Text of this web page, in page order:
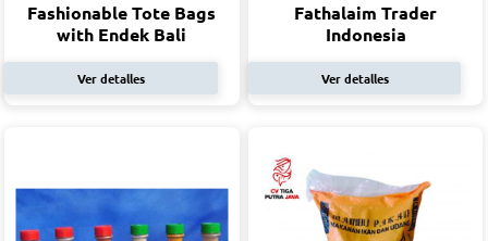
Fashionable Tote Bags
with Endek Bali
Ver detalles
Fathalaim Trader
Indonesia
Ver detalles